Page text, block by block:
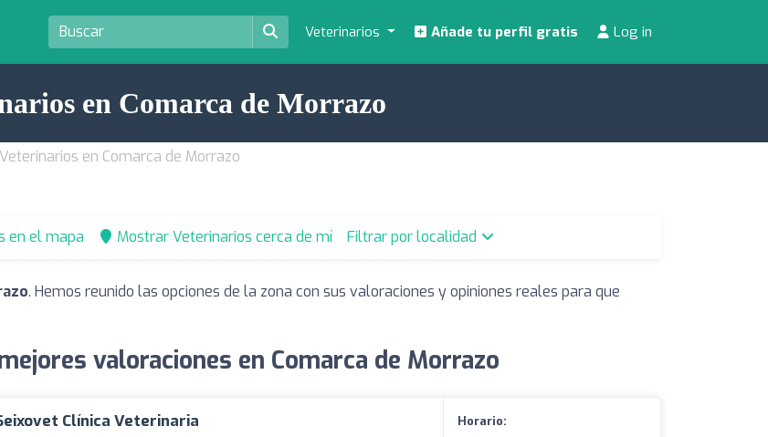
Veterinarios Añade tu perfil gratis Log in
en Comarca de Morrazo
Veterinarios en Comarca de Morrazo
en el mapa Mostrar Veterinarios cerca de mí Filtrar por localidad
. Hemos reunido las opciones de la zona con sus valoraciones y opiniones reales para que
valoraciones en Comarca de Morrazo
Clínica Veterinaria
Horario: